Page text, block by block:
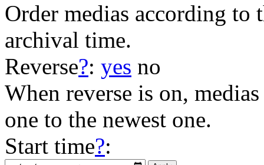
Order medias according
archival time.
Reverse?: yes no
When reverse is on,
one to the newest one.
Start time?: